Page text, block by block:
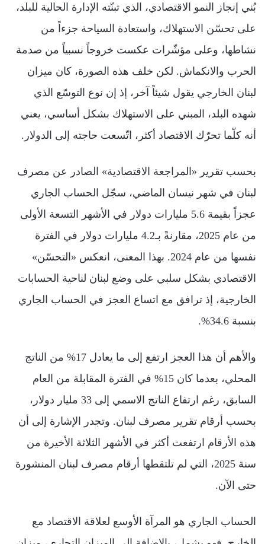
بُني إنجاز النمو الاقتصادي، الذي تبنّته الإدارة الحالية للبلد،
على تحسّن الاستهلاك، واستعادة السياحة جزءاً من
نشاطها، وعلى مؤشّرات عكست خروجاً نسبياً من صدمة
الحرب والانكماش. لكن خلف هذه الصورة، كان ميزان
لبنان الخارجي يقول شيئاً آخر، إذ إن نوع التوسّع الذي
شهده البلد، المبني على الاستهلاك بشكل أساسي، يعني
أنه كلّما تحرّك الاقتصاد أكثر، اتّسعت حاجته إلى الدولار.
بحسب تقرير «المراجعة الاقتصادية» الصادر عن مصرف
لبنان في شهر نيسان الماضي، سجّل الحساب الجاري
عجزاً بقيمة 5.6 مليارات دولار في الأشهر التسعة الأولى
من عام 2025، مقارنةً بـ4.2 مليارات دولار في الفترة
نفسها من عام 2024. بهذا المعنى، انعكس «التحسّن»
الاقتصادي بشكل سلبي على وضع لبنان لناحية الحسابات
الخارجية، إذ ترافق مع اتساع العجز في الحساب الجاري
بنسبة 34.6%.
والأهم أن هذا العجز ارتفع إلى ما يعادل 17% من الناتج
المحلي، بعدما كان 15% في الفترة المقابلة من العام
السابق، رغم ارتفاع الناتج الاسمي إلى 33 مليار دولار،
بحسب أرقام تقرير مصرف لبنان. وتجدر الإشارة إلى أن
هذه الأرقام ارتفعت أكثر في الأشهر الثلاثة الأخيرة من
سنة 2025، التي لم تلتقطها أرقام مصرف لبنان المنشورة
حتى الآن.
الحساب الجاري هو المرآة الأوسع لعلاقة الاقتصاد مع